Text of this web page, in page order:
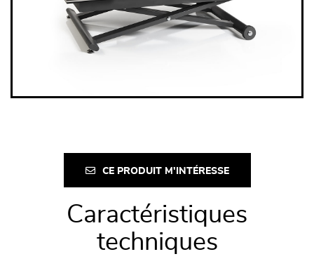
CE PRODUIT M'INTÉRESSE
Caractéristiques
techniques